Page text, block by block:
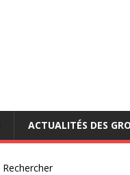
ACTUALITÉS DES
Rechercher